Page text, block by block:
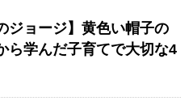
ジョージ】黄色い帽子の
ら学んだ子育てで大切な4